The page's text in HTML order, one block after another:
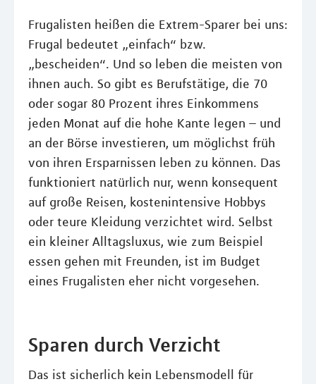
Frugalisten heißen die Extrem-Sparer bei uns:
Frugal bedeutet „einfach“ bzw.
„bescheiden“. Und so leben die meisten von
ihnen auch. So gibt es Berufstätige, die 70
oder sogar 80 Prozent ihres Einkommens
jeden Monat auf die hohe Kante legen – und
an der Börse investieren, um möglichst früh
von ihren Ersparnissen leben zu können. Das
funktioniert natürlich nur, wenn konsequent
auf große Reisen, kostenintensive Hobbys
oder teure Kleidung verzichtet wird. Selbst
ein kleiner Alltagsluxus, wie zum Beispiel
essen gehen mit Freunden, ist im Budget
eines Frugalisten eher nicht vorgesehen.
Sparen durch Verzicht
Das ist sicherlich kein Lebensmodell für